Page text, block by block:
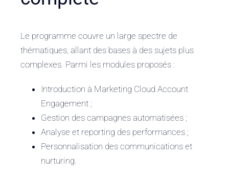
Le programme couvre un large spectre de
thématiques, allant des bases à des sujets plus
complexes. Parmi les modules proposés :
Introduction à Marketing Cloud Account
Engagement ;
Gestion des campagnes automatisées ;
Analyse et reporting des performances ;
Personnalisation des communications et
nurturing.